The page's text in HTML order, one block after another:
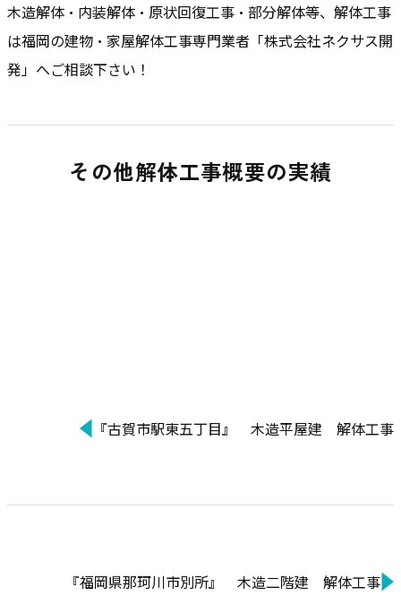
木造解体・内装解体・原状回復工事・部分解体等、解体工事
は福岡の建物・家屋解体工事専門業者「株式会社ネクサス開
発」へご相談下さい！
その他解体工事概要の実績
『古賀市駅東五丁目』 木造平屋建 解体工事
『福岡県那珂川市別所』 木造二階建 解体工事